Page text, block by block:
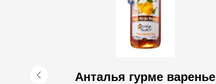
Reçeli
Анталья гурме варенье